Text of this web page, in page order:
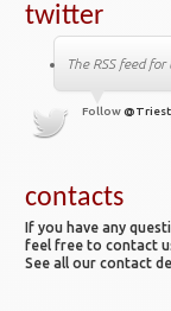
twitter
The RSS feed
Follow
contacts
If you have any
feel free to contact
See all our contact